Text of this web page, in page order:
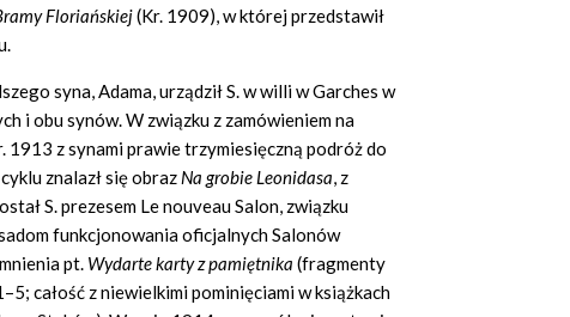
Floriańskiej(Kr. 1909), w której przedstawił
syna, Adama, urządził S. w willi w Garches w
i obu synów. W związku z zamówieniem na
1913 z synami prawie trzymiesięczną podróż do
znalazł się obraz Na grobie Leonidasa, z
S. prezesem Le nouveau Salon, związku
funkcjonowania oficjalnych Salonów
pt. Wydarte karty z pamiętnika (fragmenty
całość z niewielkimi pominięciami w książkach